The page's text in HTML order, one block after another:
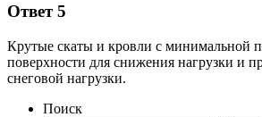
Ответ 5
Крутые скаты и кровли с минимальной
поверхности для снижения нагрузки и
снеговой нагрузки.
Поиск